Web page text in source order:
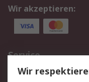
Wir akzeptieren:
Service
Value Added
Wir